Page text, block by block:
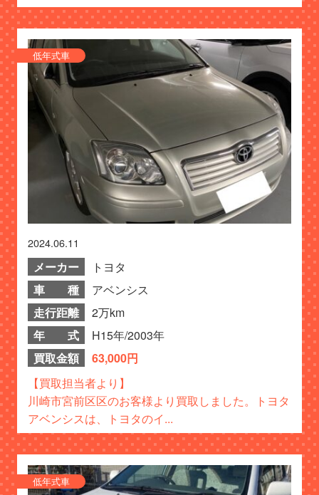
低年式車
2024.06.11
メーカー
トヨタ
車 種
アベンシス
走行距離
2万km
年 式
H15年/2003年
買取金額
63,000円
【買取担当者より】
川崎市宮前区区のお客様より買取しました。トヨタ
アベンシスは、トヨタのイ...
低年式車